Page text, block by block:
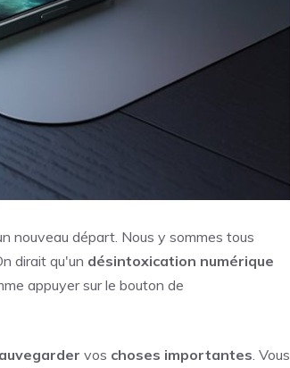
nouveau départ. Nous y sommes tous
dirait qu'un désintoxication numérique
appuyer sur le bouton de
vos choses importantes . Vous